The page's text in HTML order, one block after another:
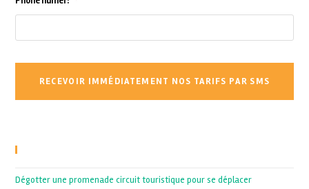
Dégotter une promenade circuit touristique pour se déplacer